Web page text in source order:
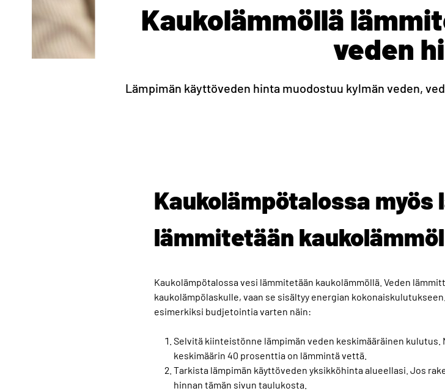
Kaukolämmöllä
veden
Lämpimän käyttöveden hinta muodostuu kylmän veden,
Kaukolämpötalossa
lämmitetään
Kaukolämpötalossa vesi lämmitetään kaukolämmöllä. Veden
kaukolämpölaskulle, vaan se sisältyy energian
esimerkiksi budjetointia varten näin:
Selvitä kiinteistönne lämpimän veden keskimääräinen
keskimäärin 40 prosenttia on lämmintä vettä.
Tarkista lämpimän käyttöveden yksikköhinta alueellasi. Jos
hinnan tämän sivun taulukosta.